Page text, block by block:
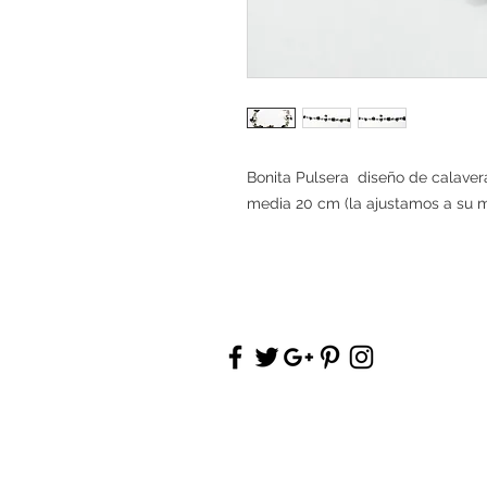
Bonita Pulsera diseño de
media 20 cm (la ajustamos a su